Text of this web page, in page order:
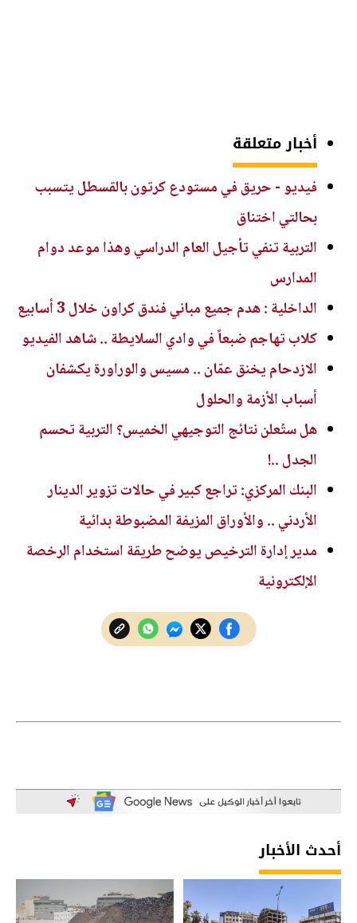
أخبار متعلقة
فيديو - حريق في مستودع كرتون بالقسطل يتسبب
بحالتي اختناق
التربية تنفي تأجيل العام الدراسي وهذا موعد دوام
المدارس
الداخلية : هدم جميع مباني فندق كراون خلال 3 أسابيع
كلاب تهاجم ضبعاً في وادي السلايطة .. شاهد الفيديو
الازدحام يخنق عمّان .. مسيس والوراورة يكشفان
أسباب الأزمة والحلول
هل ستُعلن نتائج التوجيهي الخميس؟ التربية تحسم
الجدل ..!
البنك المركزي: تراجع كبير في حالات تزوير الدينار
الأردني .. والأوراق المزيفة المضبوطة بدائية
مدير إدارة الترخيص يوضح طريقة استخدام الرخصة
الإلكترونية
أحدث الأخبار